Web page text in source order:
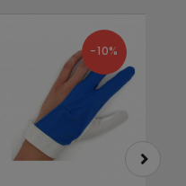
-10%